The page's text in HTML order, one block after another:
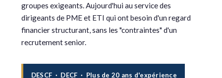
groupes exigeants. Aujourd'hui au service des
dirigeants de PME et ETI qui ont besoin d'un regard
financier structurant, sans les "contraintes" d'un
recrutement senior.
DESCF · DECF · Plus de 20 ans d'expérience